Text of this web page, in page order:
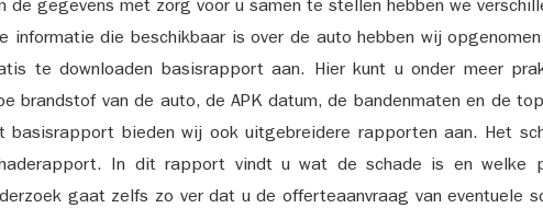
de gegevens met zorg voor u samen te stellen hebben we
informatie die beschikbaar is over de auto hebben wij
te downloaden basisrapport aan. Hier kunt u onder meer
brandstof van de auto, de APK datum, de bandenmaten en de
basisrapport bieden wij ook uitgebreidere rapporten aan. Het
In dit rapport vindt u wat de schade is en welke
gaat zelfs zo ver dat u de offerteaanvraag van eventuele